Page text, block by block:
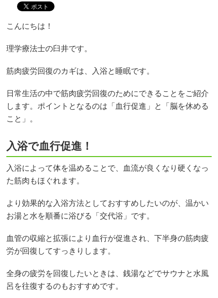
こんにちは！
理学療法士の臼井です。
筋肉疲労回復のカギは、入浴と睡眠です。
日常生活の中で筋肉疲労回復のためにできることをご紹介
します。ポイントとなるのは「血行促進」と「脳を休める
こと」。
入浴で血行促進！
入浴によって体を温めることで、血流が良くなり硬くなっ
た筋肉もほぐれます。
より効果的な入浴方法としておすすめしたいのが、温かい
お湯と水を順番に浴びる「交代浴」です。
血管の収縮と拡張により血行が促進され、下半身の筋肉疲
労が回復してすっきりします。
全身の疲労を回復したいときは、銭湯などでサウナと水風
呂を往復するのもおすすめです。